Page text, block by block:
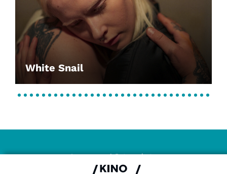
White Snail
Impressum & Datenschutz
AGB